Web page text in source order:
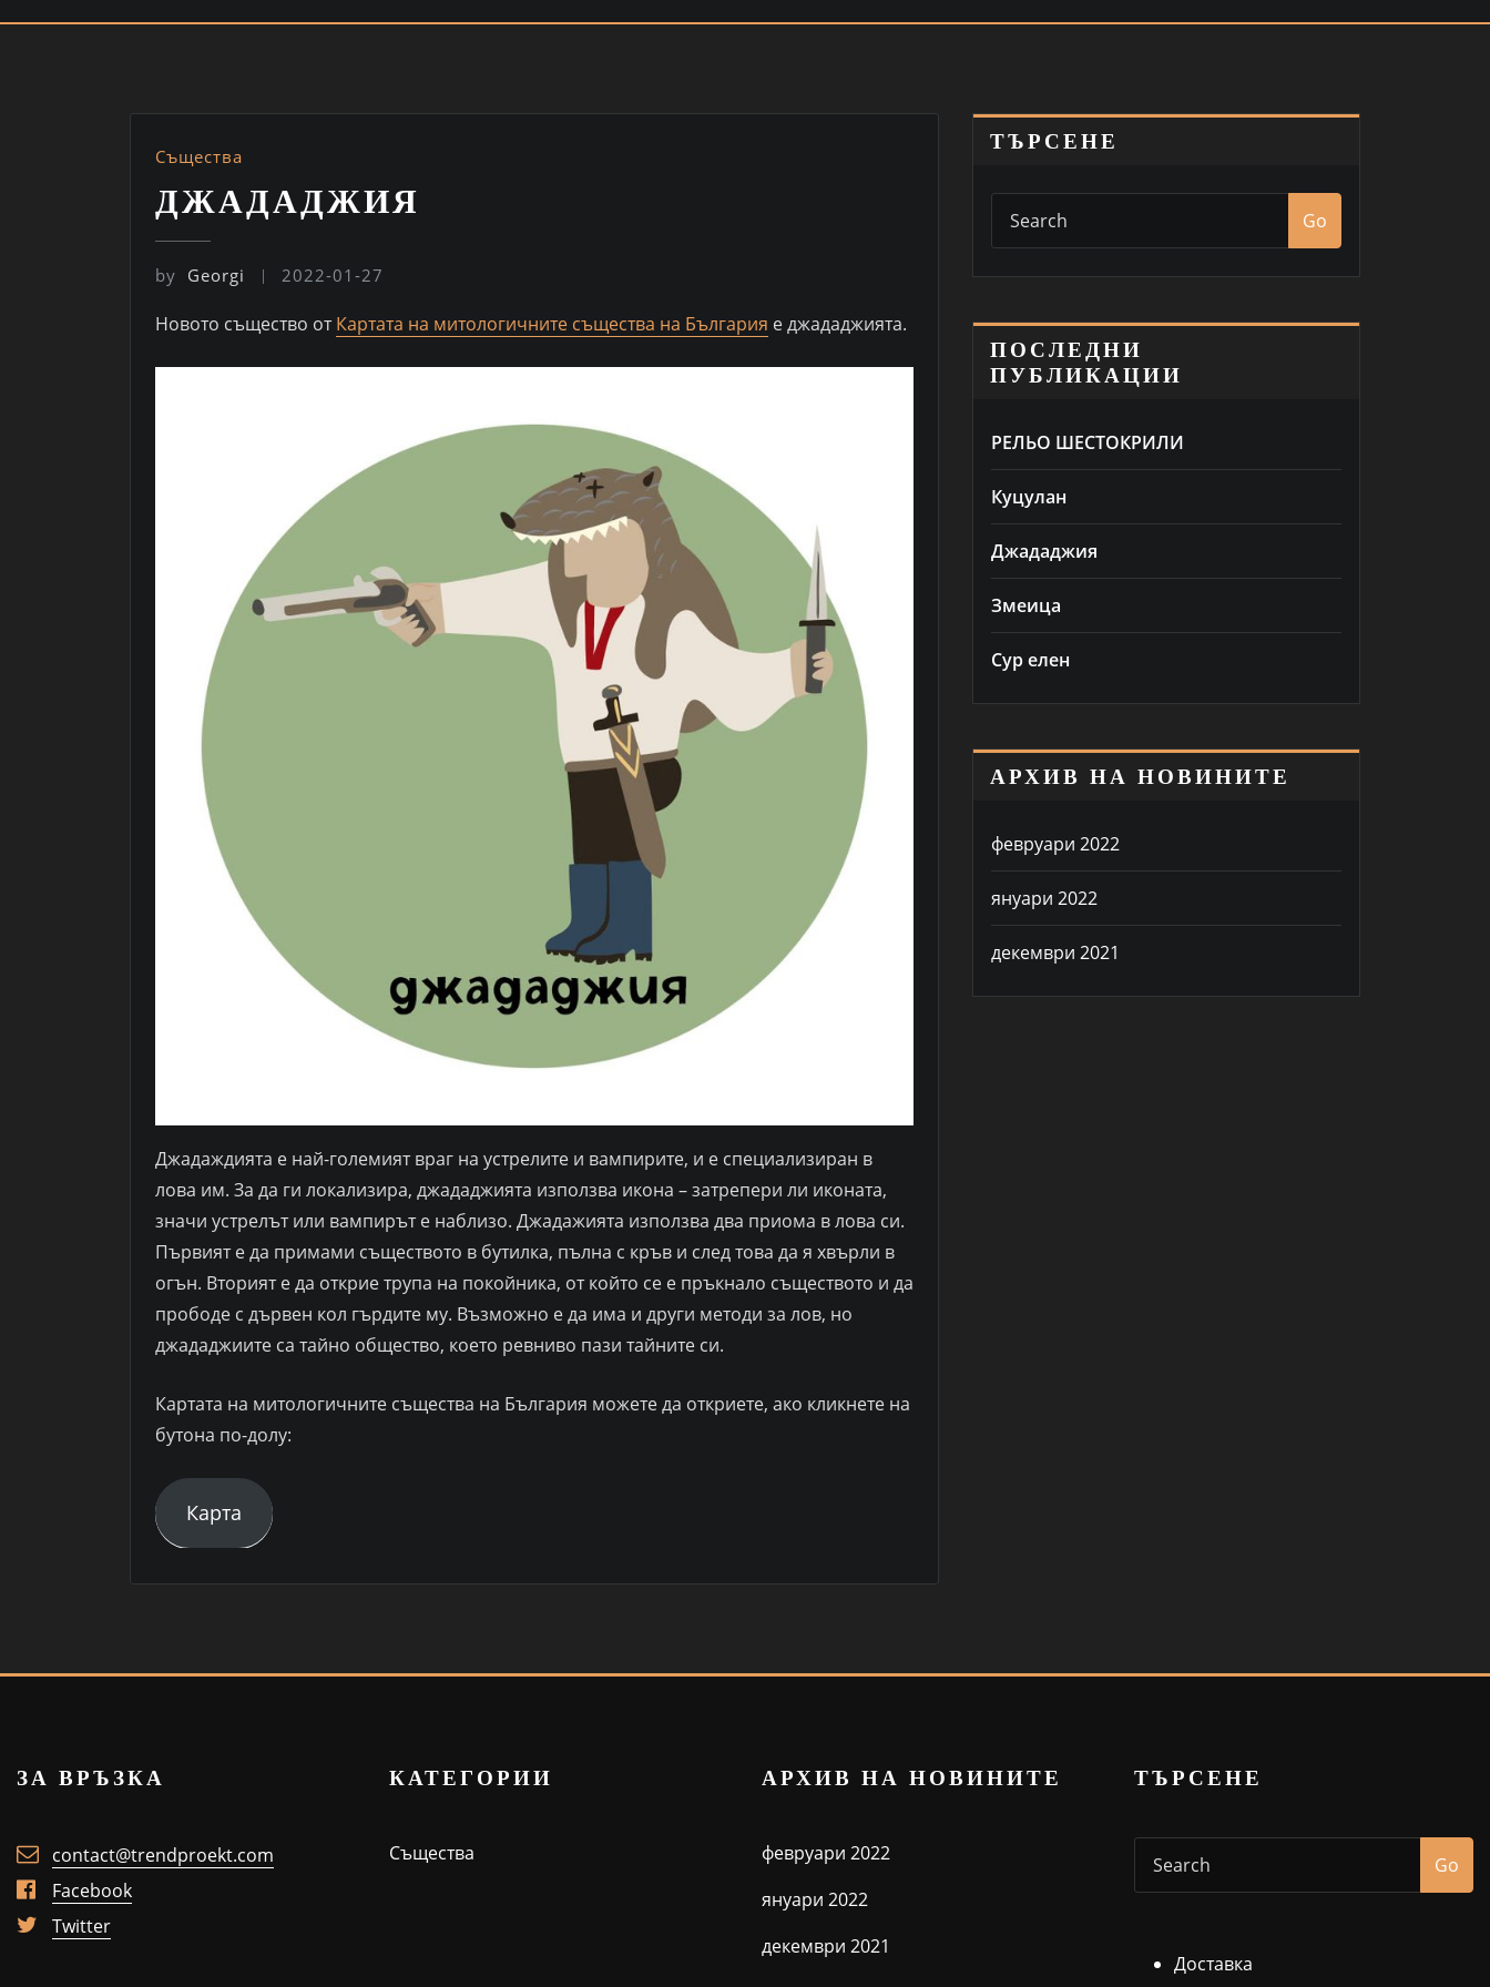
Същества
ДЖАДАДЖИЯ
by Georgi 2022-01-27
Новото същество отКартата на митологичните същества на България е джададжията.
Джадаждията е най-големият враг на устрелите и вампирите, и е специализиран в
лова им. За да ги локализира, джададжията използва икона – затрепери ли иконата,
значи устрелът или вампирът е наблизо. Джадажията използва два приома в лова си.
Първият е да примами съществото в бутилка, пълна с кръв и след това да я хвърли в
огън. Вторият е да открие трупа на покойника, от който се е пръкнало съществото и да
прободе с дървен кол гърдите му. Възможно е да има и други методи за лов, но
джададжиите са тайно общество, което ревниво пази тайните си.
Картата на митологичните същества на България можете да откриете, ако кликнете на
бутона по-долу:
Карта
ТЪРСЕНЕ
Go
ПОСЛЕДНИ
ПУБЛИКАЦИИ
РЕЛЬО ШЕСТОКРИЛИ
Куцулан
Джададжия
Змеица
Сур елен
АРХИВ НА НОВИНИТЕ
февруари 2022
януари 2022
декември 2021
ЗА ВРЪЗКА
contact@trendproekt.com
Facebook
Twitter
КАТЕГОРИИ
Същества
АРХИВ НА НОВИНИТЕ
февруари 2022
януари 2022
декември 2021
ТЪРСЕНЕ
Go
Доставка